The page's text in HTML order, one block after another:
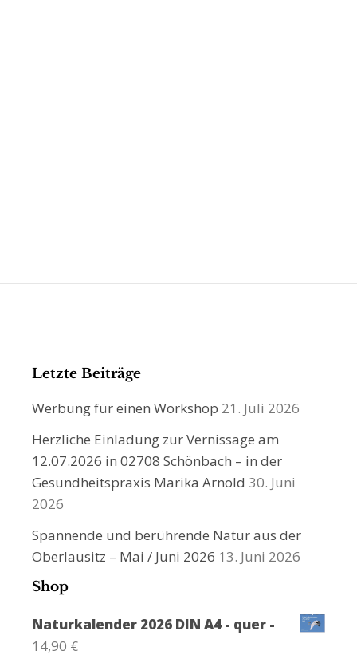
Letzte Beiträge
Werbung für einen Workshop 21. Juli 2026
Herzliche Einladung zur Vernissage am
12.07.2026 in 02708 Schönbach – in der
Gesundheitspraxis Marika Arnold 30. Juni
2026
Spannende und berührende Natur aus der
Oberlausitz – Mai / Juni 2026 13. Juni 2026
Shop
Naturkalender 2026 DIN A4 - quer -
14,90 €